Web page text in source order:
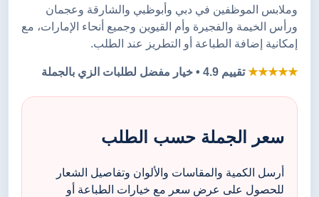
وملابس الموظفين في دبي وأبوظبي والشارقة وعجمان
ورأس الخيمة والفجيرة وأم القيوين وجميع أنحاء الإمارات، مع
إمكانية إضافة الطباعة أو التطريز عند الطلب.
★★★★★تقييم 4.9 • خيار مفضل لطلبات الزي بالجملة
سعر الجملة حسب الطلب
أرسل الكمية والمقاسات والألوان وتفاصيل الشعار
للحصول على عرض سعر مع خيارات الطباعة أو